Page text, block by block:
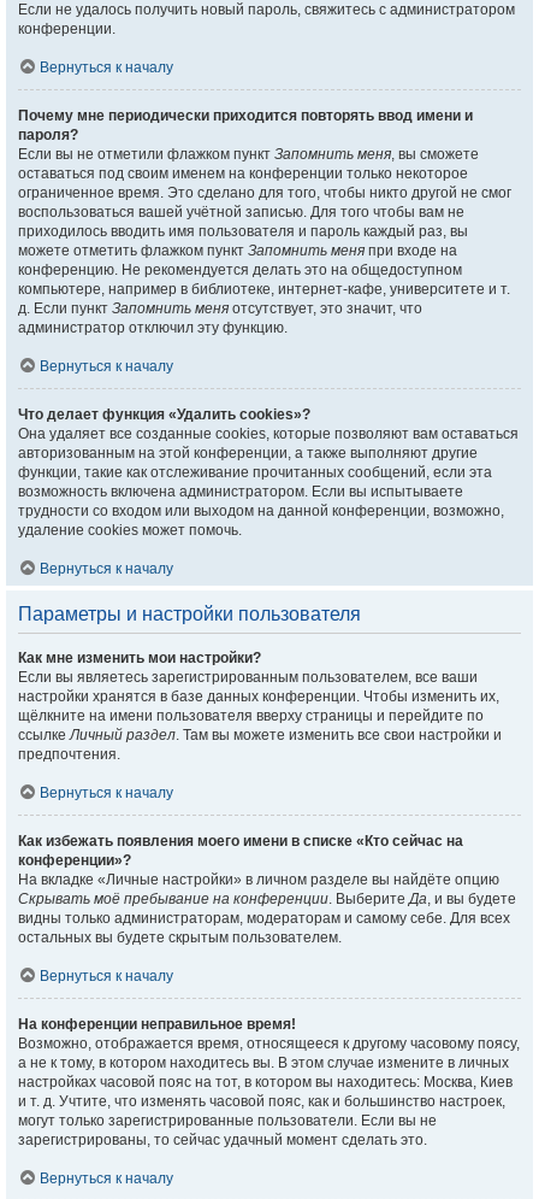
Если не удалось получить новый пароль, свяжитесь с администратором
конференции.
Вернуться к началу
Почему мне периодически приходится повторять ввод имени и
пароля?
Если вы не отметили флажком пункт Запомнить меня, вы сможете
оставаться под своим именем на конференции только некоторое
ограниченное время. Это сделано для того, чтобы никто другой не смог
воспользоваться вашей учётной записью. Для того чтобы вам не
приходилось вводить имя пользователя и пароль каждый раз, вы
можете отметить флажком пункт Запомнить меня при входе на
конференцию. Не рекомендуется делать это на общедоступном
компьютере, например в библиотеке, интернет-кафе, университете и т.
д. Если пункт Запомнить меня отсутствует, это значит, что
администратор отключил эту функцию.
Вернуться к началу
Что делает функция «Удалить cookies»?
Она удаляет все созданные cookies, которые позволяют вам оставаться
авторизованным на этой конференции, а также выполняют другие
функции, такие как отслеживание прочитанных сообщений, если эта
возможность включена администратором. Если вы испытываете
трудности со входом или выходом на данной конференции, возможно,
удаление cookies может помочь.
Вернуться к началу
Параметры и настройки пользователя
Как мне изменить мои настройки?
Если вы являетесь зарегистрированным пользователем, все ваши
настройки хранятся в базе данных конференции. Чтобы изменить их,
щёлкните на имени пользователя вверху страницы и перейдите по
ссылкеЛичный раздел. Там вы можете изменить все свои настройки и
предпочтения.
Вернуться к началу
Как избежать появления моего имени в списке «Кто сейчас на
конференции»?
На вкладке «Личные настройки» в личном разделе вы найдёте опцию
Скрывать моё пребывание на конференции. ВыберитеДа, и вы будете
видны только администраторам, модераторам и самому себе. Для всех
остальных вы будете скрытым пользователем.
Вернуться к началу
На конференции неправильное время!
Возможно, отображается время, относящееся к другому часовому поясу,
а не к тому, в котором находитесь вы. В этом случае измените в личных
настройках часовой пояс на тот, в котором вы находитесь: Москва, Киев
и т. д. Учтите, что изменять часовой пояс, как и большинство настроек,
могут только зарегистрированные пользователи. Если вы не
зарегистрированы, то сейчас удачный момент сделать это.
Вернуться к началу